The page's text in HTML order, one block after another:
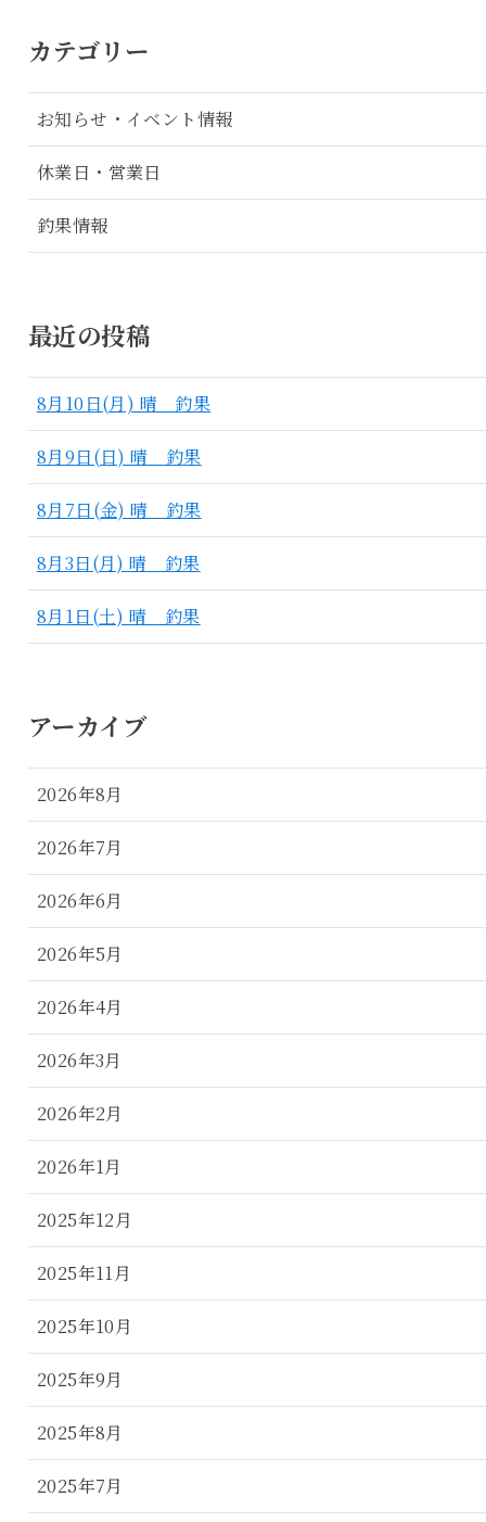
カテゴリー
お知らせ・イベント情報
休業日・営業日
釣果情報
最近の投稿
8月10日(月) 晴 釣果
8月9日(日) 晴 釣果
8月7日(金) 晴 釣果
8月3日(月) 晴 釣果
8月1日(土) 晴 釣果
アーカイブ
2026年8月
2026年7月
2026年6月
2026年5月
2026年4月
2026年3月
2026年2月
2026年1月
2025年12月
2025年11月
2025年10月
2025年9月
2025年8月
2025年7月